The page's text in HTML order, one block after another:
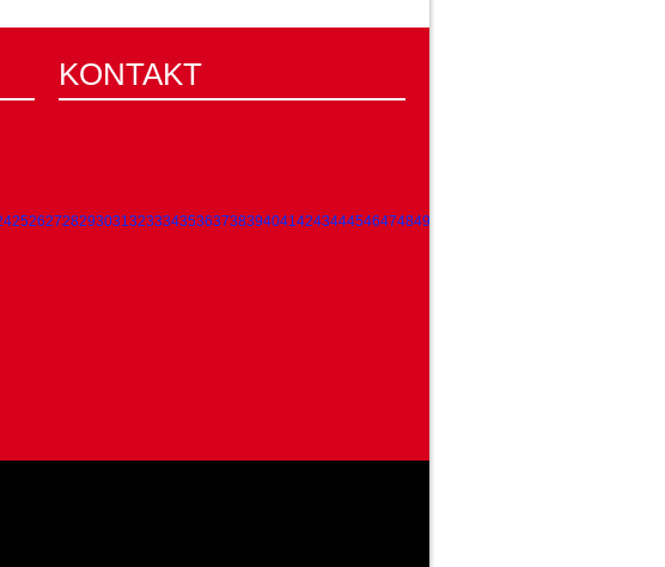
25262728293031323334353637383940414243444546474849
KONTAKT